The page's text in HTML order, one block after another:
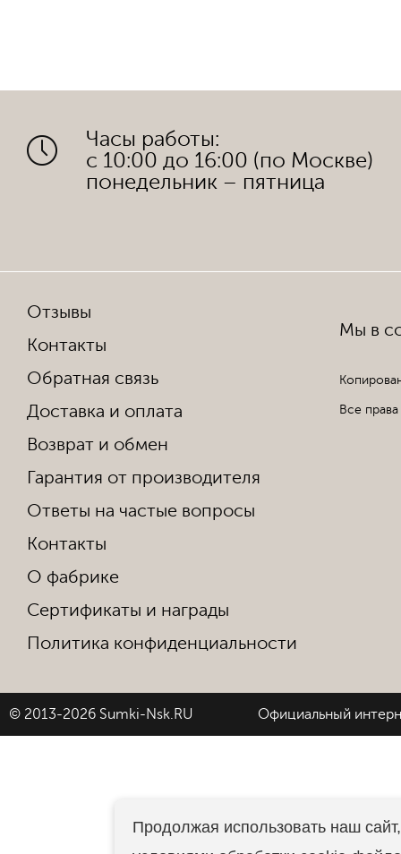
Часы работы:
с 10:00 до 16:00 (по Москве)
понедельник – пятница
Отзывы
Контакты
Обратная связь
Доставка и оплата
Возврат и обмен
Гарантия от производителя
Ответы на частые вопросы
Контакты
О фабрике
Сертификаты и награды
Политика конфиденциальности
Мы в
Все
© 2013-2026 Sumki-Nsk.RU Официальный
Продолжая использовать наш